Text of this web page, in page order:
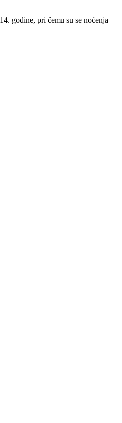
godine, pri čemu su se noćenja